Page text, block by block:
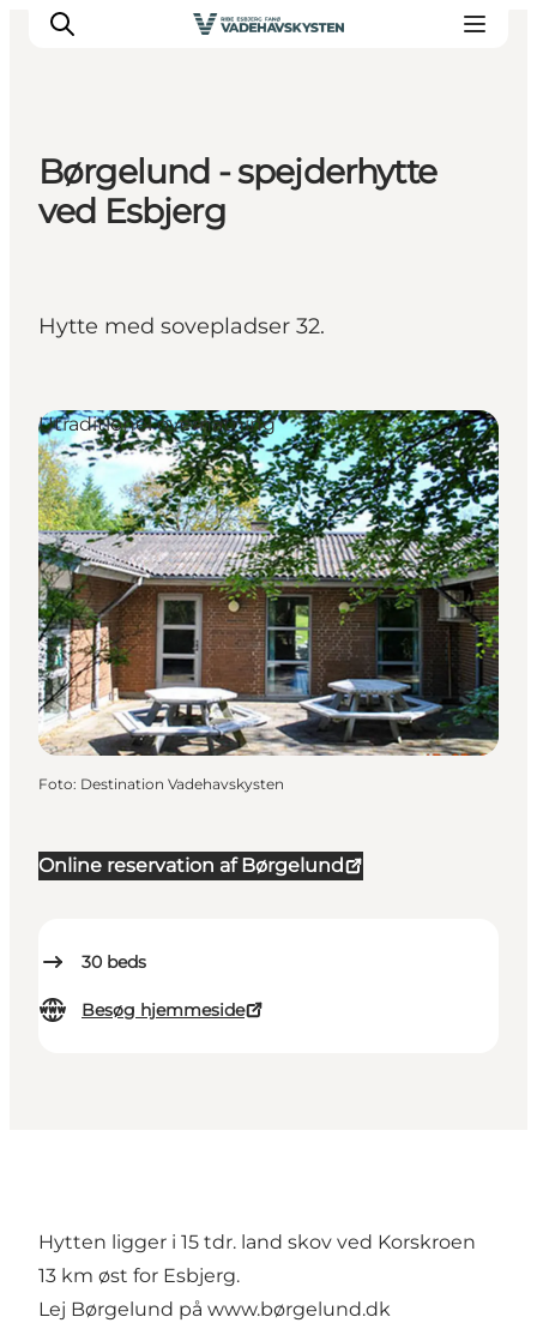
Oplev Ribe
Oplev Esbjerg
Oplev Vadehavet
Børgelund - spejderhytte
ved Esbjerg
Hytte med sovepladser 32.
Online reservation af Børgelund
30 beds
Besøg hjemmeside
Utraditionel overnatning
Foto: Destination Vadehavskysten
Hytten ligger i 15 tdr. land skov ved Korskroen
13 km øst for Esbjerg.
Lej Børgelund på www.børgelund.dk